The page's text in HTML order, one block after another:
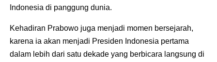
Indonesia di panggung dunia.
Kehadiran Prabowo juga menjadi momen bersejarah,
karena ia akan menjadi Presiden Indonesia pertama
dalam lebih dari satu dekade yang berbicara langsung di